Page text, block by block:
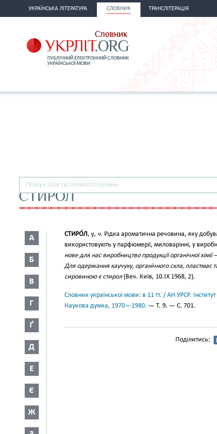
УКРАЇНСЬКА ЛІТЕРАТУРА СЛОВНИК ТРАНСЛІТЕРАЦІЯ
СТИРОЛ
А
Б
В
Г
Ґ
Д
Е
Є
Ж
СТИРО́Л, у, ч. Рідка ароматична речовина, яку
використовують у парфюмерії, миловарінні, у
нове для нас виробництво продукції органічної хімії
Для одержання каучуку, органічного скла, пластмас
сировиною є стирол(Веч. Київ, 10.IX 1968, 2).
Словник української мови: в 11 тт. / АН УРСР.
Наукова думка, 1970—1980. — Т. 9. — С. 701.
Поділитись: